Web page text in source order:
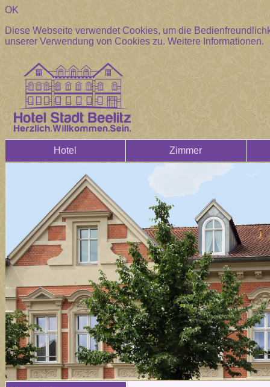
OK
Diese Webseite verwendet Cookies, um die
unserer Verwendung von Cookies zu.Weitere Informationen.
Hotel Zimmer